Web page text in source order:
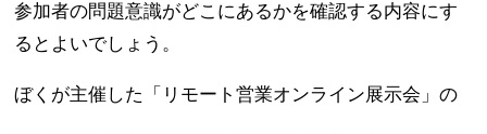
参加者の問題意識がどこにあるかを確認する内容にす
るとよいでしょう。
ぼくが主催した「リモート営業オンライン展示会」の